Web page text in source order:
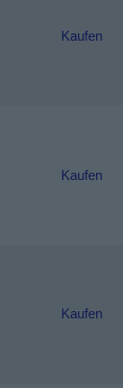
Kaufen
Kaufen
Kaufen